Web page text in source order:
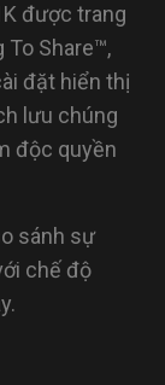
được trang
To Share™,
đặt hiển thị
lưu chúng
độc quyền
sánh sự
chế độ